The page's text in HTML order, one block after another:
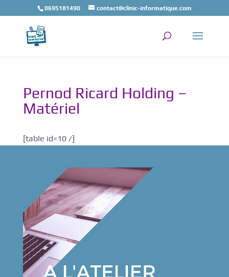
0695181490 contact@clinic-informatique.com
Pernod Ricard Holding –
Matériel
[table id=10 /]